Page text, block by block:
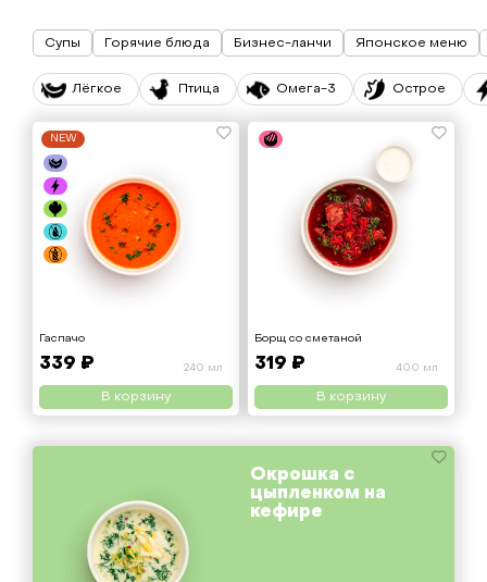
Супы Горячие блюда Бизнес-ланчи Японское меню
Лёгкое Птица Омега-3 Острое
Гаспачо
339 ₽ 240 мл
В корзину
NEW
Окрошка с
цыпленком на
кефире
Борщ со сметаной
319 ₽ 400 мл
В корзину